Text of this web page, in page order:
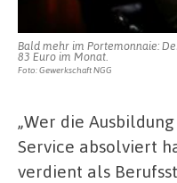
Bald mehr im Portemonnaie:
83 Euro im Monat.
Foto: Gewerkschaft NGG
„Wer die
Service absolviert
verdient als